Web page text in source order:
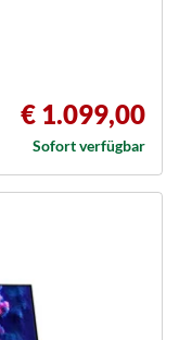
€ 1.099,00
Sofort verfügbar